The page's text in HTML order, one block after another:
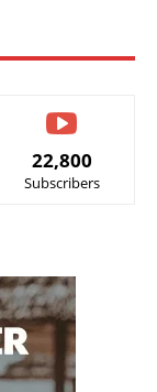
22,800
Subscribers